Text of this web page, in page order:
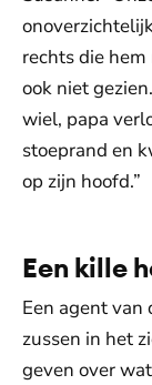
rechts die
ook niet
wiel, papa
stoeprand en
op zijn hoofd.”
Een kille
Een agent van
zussen in het
geven over